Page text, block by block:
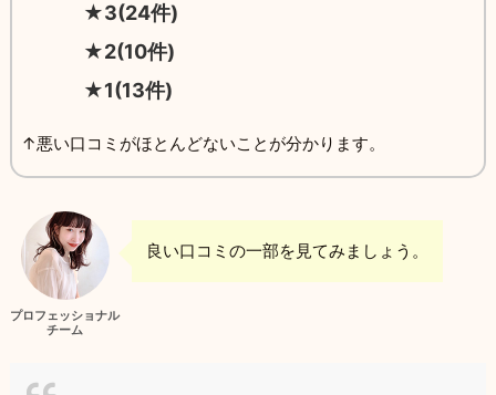
★3(24件)
★2(10件)
★1(13件)
↑悪い口コミがほとんどないことが分かります。
プロフェッショナル
チーム
良い口コミの一部を見てみましょう。